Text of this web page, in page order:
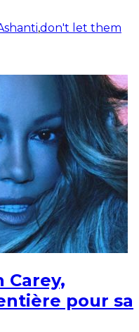
,don't let them
Carey,
pour sa